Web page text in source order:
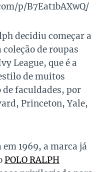
p/B7Eat1bAXwQ/
decidiu começar a
de roupas
League, que é a
de muitos
faculdades, por
Princeton, Yale,
1969, a marca já
POLO RALPH